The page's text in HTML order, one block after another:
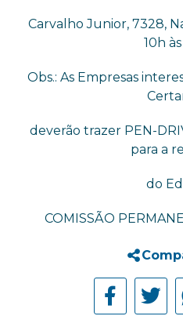
Carvalho Junior, 7328,
10h às
Obs.: As Empresas
deverão trazer PEN-
para a
do
COMISSÃO